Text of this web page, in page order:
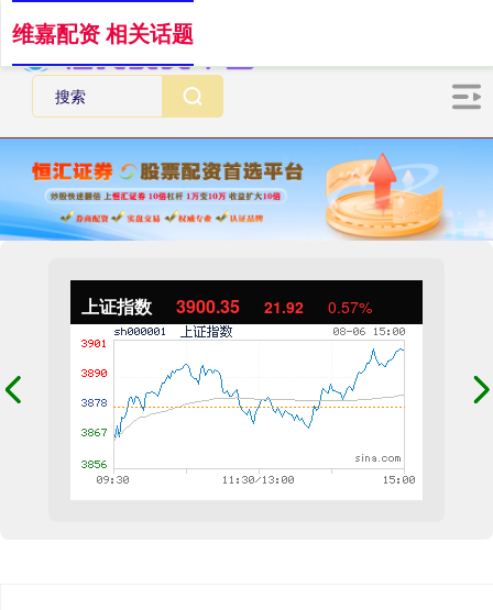
上证指数 3900.35 21.92 0.57%
维嘉配资 相关话题